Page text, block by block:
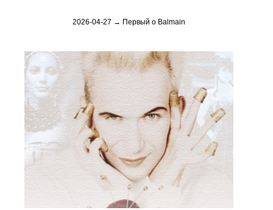
2026-04-27 → Первый о Balmain